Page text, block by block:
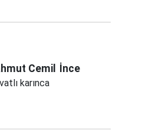
Cemil İnce
karınca